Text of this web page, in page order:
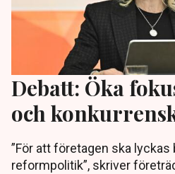
Debatt: Öka
och
”För att företagen ska
reformpolitik”, skriver